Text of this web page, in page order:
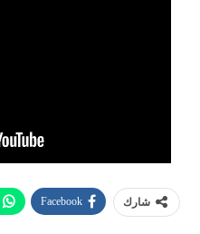
شارك Facebook